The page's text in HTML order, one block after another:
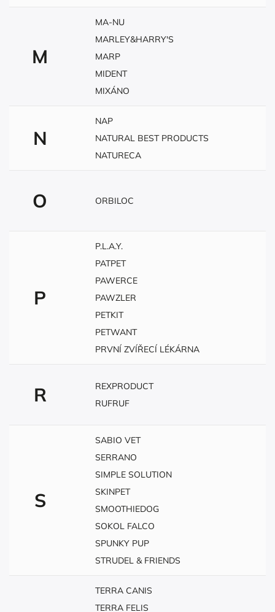
M
MA-NU
MARLEY&HARRY'S
MARP
MIDENT
MIXÁNO
N
NAP
NATURAL BEST PRODUCTS
NATURECA
O ORBILOC
P
P.L.A.Y.
PATPET
PAWERCE
PAWZLER
PETKIT
PETWANT
PRVNÍ ZVÍŘECÍ LÉKÁRNA
R
REXPRODUCT
RUFRUF
S
SABIO VET
SERRANO
SIMPLE SOLUTION
SKINPET
SMOOTHIEDOG
SOKOL FALCO
SPUNKY PUP
STRUDEL & FRIENDS
TERRA CANIS
TERRA FELIS